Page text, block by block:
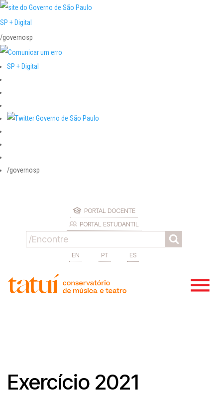
SP + Digital
/governosp
SP + Digital
/governosp
PORTAL DOCENTE
PORTAL ESTUDANTIL
EN PT ES
Exercício 2021